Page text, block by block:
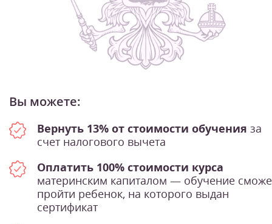
Вы можете:
Вернуть 13% от стоимости обучения за
счет налогового вычета
Оплатить 100% стоимости курса
материнским капиталом — обучение
пройти ребенок, на которого выдан
сертификат